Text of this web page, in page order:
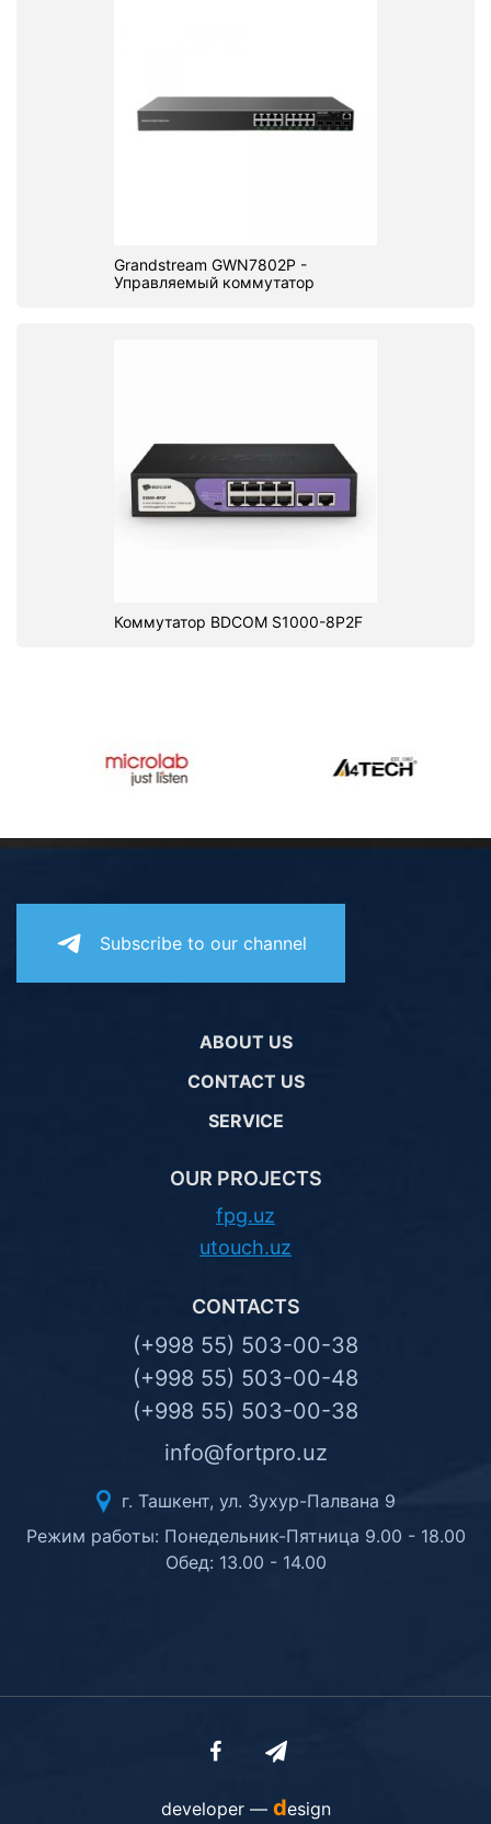
Grandstream GWN7802P -
Управляемый коммутатор
Коммутатор BDCOM S1000-8P2F
Subscribe to our channel
ABOUT US
CONTACT US
SERVICE
OUR PROJECTS
fpg.uz
utouch.uz
CONTACTS
(+998 55) 503-00-38
(+998 55) 503-00-48
(+998 55) 503-00-38
info@fortpro.uz
г. Ташкент, ул. Зухур-Палвана 9
Режим работы: Понедельник-Пятница 9.00 - 18.00
Обед: 13.00 - 14.00
developer — design